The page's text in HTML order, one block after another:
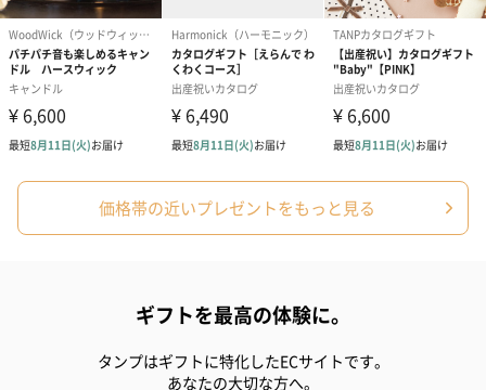
紅茶・コーヒー・スイーツを同梱してお届けいたします。ギフト
への＋αにおすすめです。
アールグレイ（HAPPY
アールグレイティー
フルーツティ
価格帯の近いプレゼントをもっと見る
ギフトを最高の体験に。
タンプはギフトに特化したECサイトです。
あなたの大切な方へ。